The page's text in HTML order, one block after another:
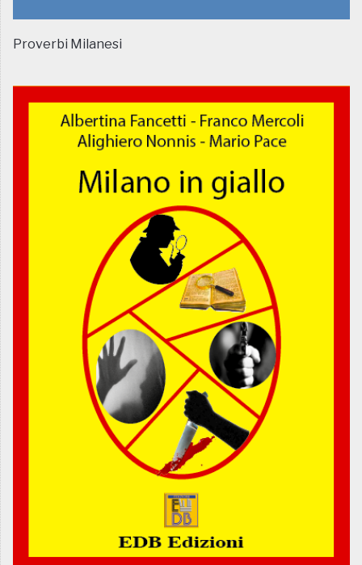
Proverbi Milanesi